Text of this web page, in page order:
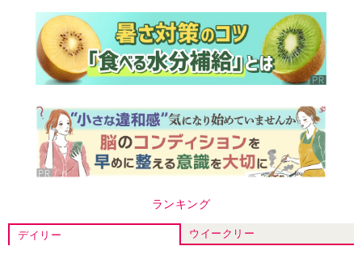
ランキング
デイリー ウイークリー